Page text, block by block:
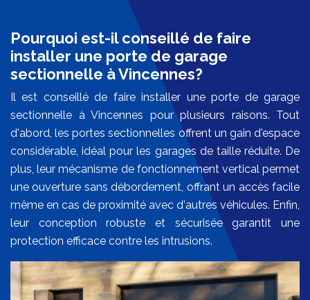
Pourquoi est-il conseillé de faire
installer une porte de garage
sectionnelle à Vincennes?
Il est conseillé de faire installer une porte de garage
sectionnelle à Vincennes pour plusieurs raisons. Tout
d'abord, les portes sectionnelles offrent un gain d'espace
considérable, idéal pour les garages de taille réduite. De
plus, leur mécanisme de fonctionnement vertical permet
une ouverture sans débordement, offrant un accès facile
même en cas de proximité avec d'autres véhicules. Enfin,
leur conception robuste et sécurisée garantit une
protection efficace contre les intrusions.